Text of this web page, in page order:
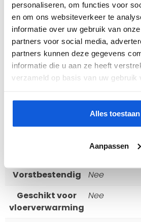
personaliseren, om functies voor
en om ons websiteverkeer te
informatie over uw gebruik van
partners voor social media,
partners kunnen deze gegevens
informatie die u aan ze heeft
verzameld op basis van uw gebruik
Alles toestaan
Aanpassen
Kleur
Zand
Materiaal
Keramiek
Vorm
Rechthoekig
Dikte
10 mm
N.v.t.
Vorstbestendig
Nee
Geschikt voor
vloerverwarming
Nee